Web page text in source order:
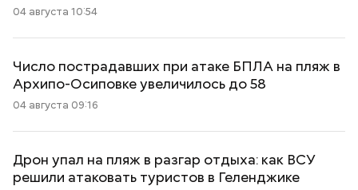
04 августа 10:54
Число пострадавших при атаке БПЛА на пляж в
Архипо-Осиповке увеличилось до 58
04 августа 09:16
Дрон упал на пляж в разгар отдыха: как ВСУ
решили атаковать туристов в Геленджике